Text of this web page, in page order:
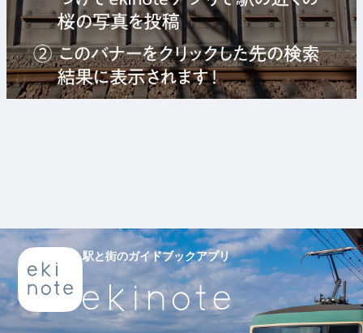
駅と街のガイドブックアプリ